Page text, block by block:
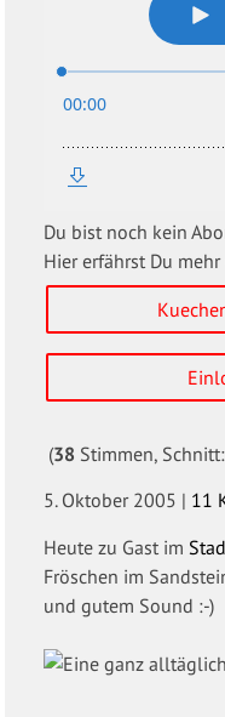
Du bist noch kein
Hier erfährst Du
(38 Stimmen,
5. Oktober 2005 | 11
Heute zu Gast im
Fröschen im
und gutem Sound :-)